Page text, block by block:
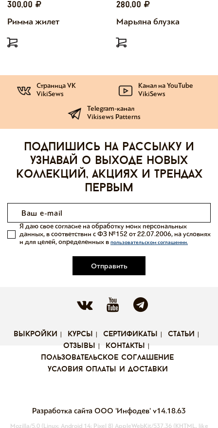
300,00
Римма жилет
280,00
Марьяна блузка
Страница VK
VikiSews
Канал на YouTube
VikiSews
Telegram-канал
Vikisews Patterns
Подпишись на рассылку и
узнавай о выходе новых
коллекций, акциях и трендах
первым
Отправить
Я даю свое согласие на обработку моих персональных
данных, в соответствии с ФЗ №152 от 22.07.2006, на условиях
и для целей, определенных в пользовательском соглашении.
выкройки курсы сертификаты
статьи
отзывы
контакты
пользовательское соглашение
условия оплаты и доставки
Разработка сайта ООО 'Инфодев' v14.18.63
Mozilla/5.0 (Linux; Android 14; Pixel 8) AppleWebKit/537.36 (KHTML, like